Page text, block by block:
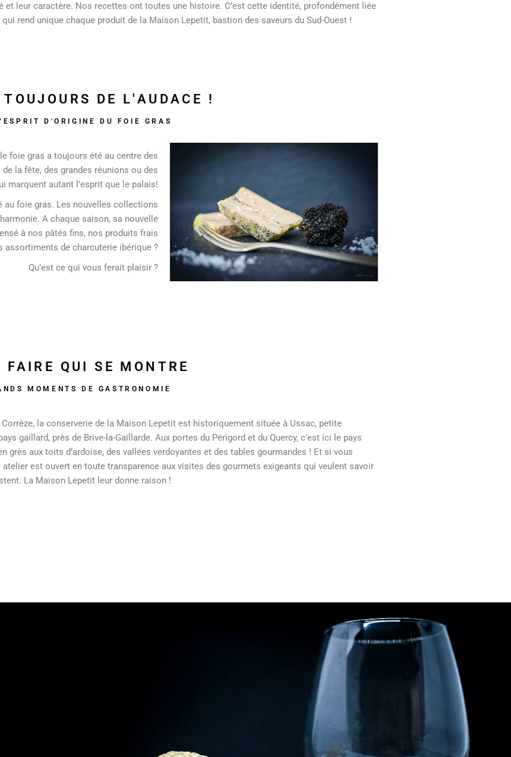
et leur caractère. Nos recettes ont toutes une histoire. C’est cette identité, profondément liée
rend unique chaque produit de la Maison Lepetit, bastion des saveurs du Sud-Ouest !
DE L'AUDACE !
D'ORIGINE DU FOIE GRAS
foie gras a toujours été au centre des
la fête, des grandes réunions ou des
marquent autant l’esprit que le palais!
au foie gras. Les nouvelles collections
A chaque saison, sa nouvelle
à nos pâtés fins, nos produits frais
assortiments de charcuterie ibérique ?
Qu’est ce qui vous ferait plaisir ?
FAIRE QUI SE MONTRE
MOMENTS DE GASTRONOMIE
la conserverie de la Maison Lepetit est historiquement située à Ussac, petite
gaillard, près de Brive-la-Gaillarde. Aux portes du Périgord et du Quercy, c’est ici le pays
grès aux toits d’ardoise, des vallées verdoyantes et des tables gourmandes ! Et si vous
atelier est ouvert en toute transparence aux visites des gourmets exigeants qui veulent savoir
La Maison Lepetit leur donne raison !